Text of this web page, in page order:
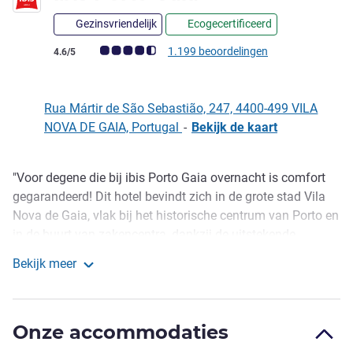
Gezinsvriendelijk Ecogecertificeerd
Avis-klantbeoordeling (ALL beoordeling)
4.6/5 1.199 beoordelingen
Rua Mártir de São Sebastião, 247, 4400-499 VILA
NOVA DE GAIA, Portugal - Bekijk de kaart
Omschrijving
"Voor degene die bij ibis Porto Gaia overnacht is comfort
gegarandeerd! Dit hotel bevindt zich in de grote stad Vila
Nova de Gaia, vlak bij het historische centrum van Porto en
gratis parkeren en 3 vergader- en conferentieruimten als u
Ontspan op ons terras, geniet van het fantastische uitzicht
naast het hotel of maak een wandeling langs de rivier de
Bekijk meer
Onze accommodaties